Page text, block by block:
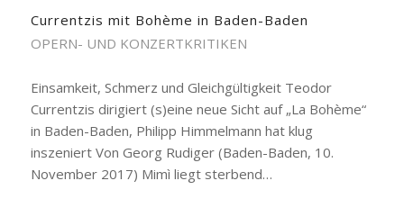
Currentzis mit Bohème in Baden-Baden
OPERN- UND KONZERTKRITIKEN
Einsamkeit, Schmerz und Gleichgültigkeit Teodor
Currentzis dirigiert (s)eine neue Sicht auf „La Bohème“
in Baden-Baden, Philipp Himmelmann hat klug
inszeniert Von Georg Rudiger (Baden-Baden, 10.
November 2017) Mimì liegt sterbend…